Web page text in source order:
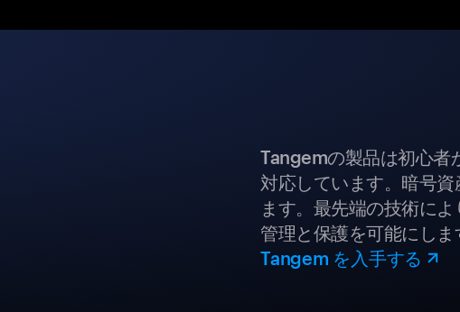
Tangemの製品は初心者
対応しています。暗号
ます。最先端の技術に
管理と保護を可能にしま
Tangem を入手する